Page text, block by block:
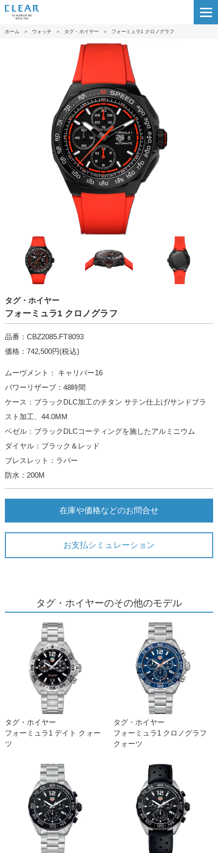
ホーム ＞ ウォッチ ＞ タグ・ホイヤー ＞ フォーミュラ1 クロノグラフ
タグ・ホイヤー
フォーミュラ1 クロノグラフ
品番：CBZ2085.FT8093
価格：742,500円(税込)
ムーヴメント： キャリバー16
パワーリザーブ：48時間
ケース：ブラックDLC加工のチタン サテン仕上げ/サンドブラ
スト加工、44.0MM
ベゼル：ブラックDLCコーティングを施したアルミニウム
ダイヤル：ブラック＆レッド
ブレスレット：ラバー
防水：200M
在庫や価格などのお問合せ
お支払シミュレーション
タグ・ホイヤーのその他のモデル
タグ・ホイヤー
フォーミュラ1 デイト クォー
ツ
タグ・ホイヤー
フォーミュラ1 クロノグラフ
クォーツ